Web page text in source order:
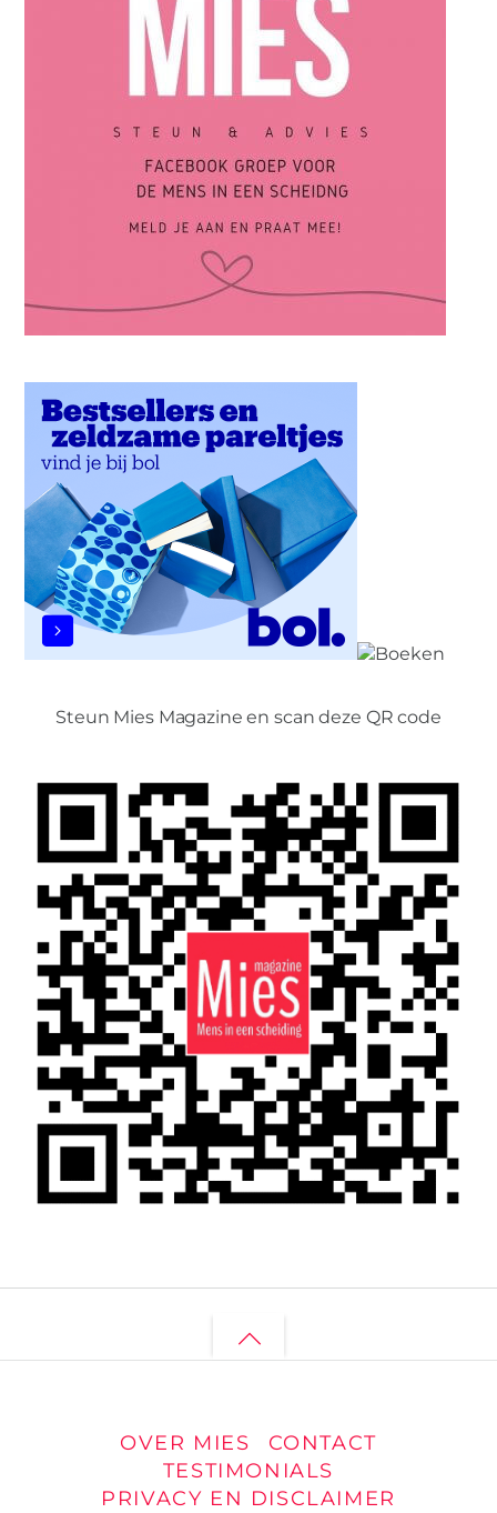
Steun Mies Magazine en scan deze QR code
Back
OVER MIES
CONTACT
TESTIMONIALS
PRIVACY EN DISCLAIMER